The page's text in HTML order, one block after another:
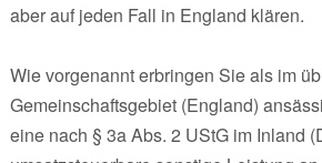
aber auf jeden Fall in England klären.
Wie vorgenannt erbringen Sie als im
Gemeinschaftsgebiet (England)
eine nach § 3a Abs. 2 UStG im Inland